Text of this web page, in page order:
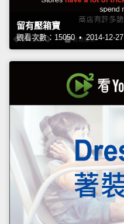
留有壓箱寶
觀看次數：15050 • 2014-12-27